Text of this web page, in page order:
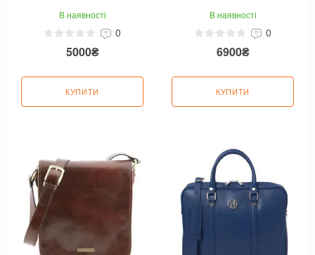
В наявності
0
5000₴
КУПИТИ
В наявності
0
6900₴
КУПИТИ